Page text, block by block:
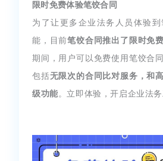
限时免费体验笔饺合同
为了让更多企业法务人员体验
能，目前笔饺合同推出了限时免
期间，用户可以免费使用笔饺合
包括无限次的合同比对服务，和
级功能。立即体验，开启企业法